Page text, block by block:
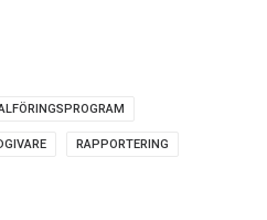
RAPPORTERING